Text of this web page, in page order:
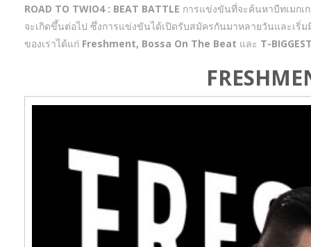
ROAD TO TWIO4 : BEAT BATTLE การแข่งขันที่จะค้นหาบีทเมกเ
จะเกิดขึ้นต่อไป ซึ่งการแข่งขันได้เปิดรับสมัครกันมาหลายวันและเริ่
ของเราได้แก่ Freshment, Bossa On The Beat และ T-